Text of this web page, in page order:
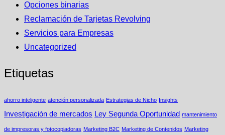
Opciones binarias
Reclamación de Tarjetas Revolving
Servicios para Empresas
Uncategorized
Etiquetas
ahorro inteligente atención personalizada Estrategias de Nicho Insights
Investigación de mercados Ley Segunda Oportunidad mantenimiento
de impresoras y fotocopiadoras Marketing B2C Marketing de Contenidos Marketing